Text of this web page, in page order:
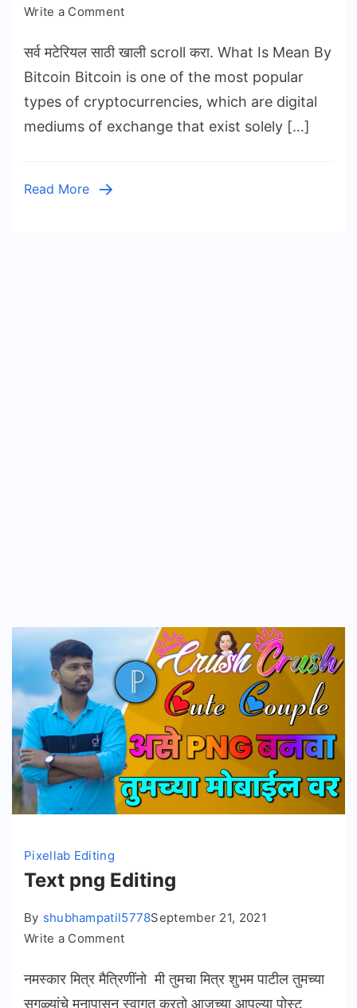
Write a Commenton
editing
sp
सर्व मटेरियल साठी खाली scroll करा. What Is Mean By
Bitcoin Bitcoin is one of the most popular
types of cryptocurrencies, which are digital
mediums of exchange that exist solely […]
Read More
Pixellab Editing
Text png Editing
By shubhampatil5778September 21, 2021
Write a Commenton
png
Editing
नमस्कार मित्र मैत्रिणींनो मी तुमचा मित्र शुभम पाटील तुमच्या
सगळ्यांचे मनापासून स्वागत करतो आजच्या आपल्या पोस्ट